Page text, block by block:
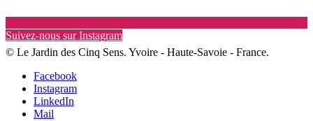
Suivez-nous sur Instagram
© Le Jardin des Cinq Sens. Yvoire - Haute-Savoie - France.
Facebook
Instagram
LinkedIn
Mail